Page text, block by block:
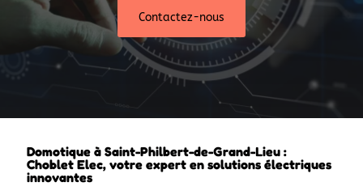
Contactez-nous
Domotique à Saint-Philbert-de-Grand-Lieu :
Choblet Elec, votre expert en solutions électriques
innovantes